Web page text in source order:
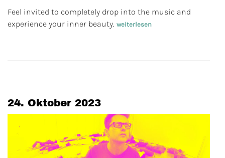
Feel invited to completely drop into the music and
experience your inner beauty. weiterlesen
24. Oktober 2023